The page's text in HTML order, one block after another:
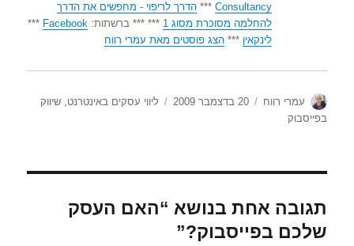
Consultancy
***הדרך לריפוי - מחפשים את הדרך
להחלמה מסוכרת מסוג 1
*** *** ברשתות:Facebook
***
לינקאין ***הצג פוסטים מאת עמרי רווח
מחבר
עמרי רווח
פורסם
20 בדצמבר 2009 קטגוריות
ליווי עסקים באינטרנט,שיווק
בפייסבוק
תגובה אחת בנושא “האם העסק
שלכם בפייסבוק?”